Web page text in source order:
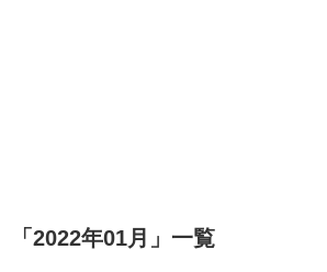
「 2022年01月 」 一覧